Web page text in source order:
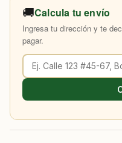
🚚Calcula tu envío
Ingresa tu dirección y te
pagar.